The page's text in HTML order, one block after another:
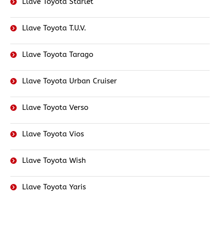
Llave Toyota T.U.V.
Llave Toyota Tarago
Llave Toyota Urban Cruiser
Llave Toyota Verso
Llave Toyota Vios
Llave Toyota Wish
Llave Toyota Yaris